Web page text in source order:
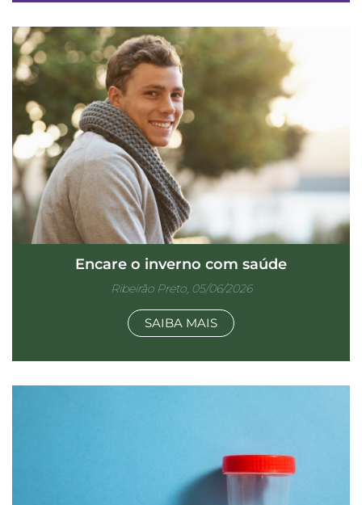
Encare o inverno com saúde
Ribeirão Preto, 05/06/2026
SAIBA MAIS